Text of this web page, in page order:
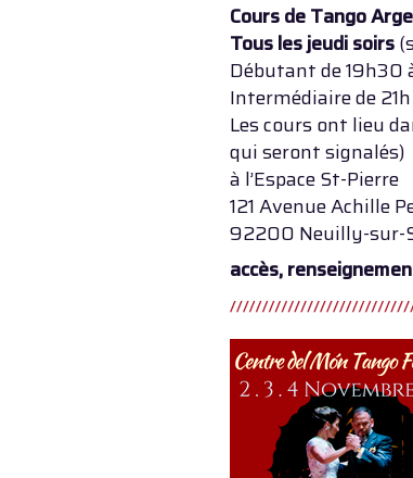
Cours de Tango
Tous les jeudi soirs
Débutant de 19h30
Intermédiaire de
Les cours ont lieu
qui seront signalés)
à l’Espace St-Pierre
121 Avenue Achille
92200 Neuilly-sur-
accès,